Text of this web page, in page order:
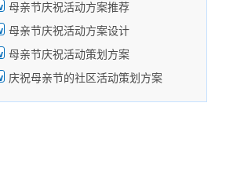
母亲节庆祝活动方案推荐
母亲节庆祝活动方案设计
母亲节庆祝活动策划方案
庆祝母亲节的社区活动策划方案